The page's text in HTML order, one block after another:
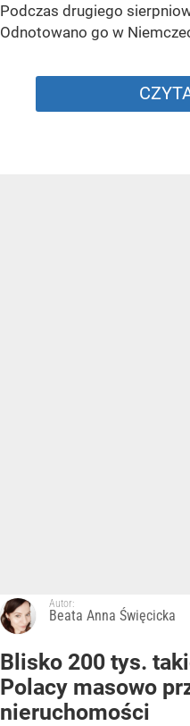
Podczas drugiego
Odnotowano go w
Autor:
Beata Anna Święcicka
Blisko 200 tys.
Polacy masowo
nieruchomości